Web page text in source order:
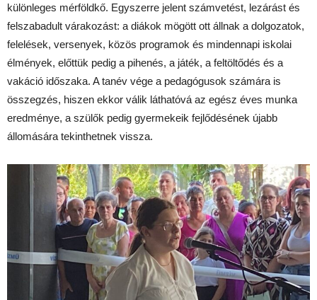
különleges mérföldkő. Egyszerre jelent számvetést, lezárást és
felszabadult várakozást: a diákok mögött ott állnak a dolgozatok,
felelések, versenyek, közös programok és mindennapi iskolai
élmények, előttük pedig a pihenés, a játék, a feltöltődés és a
vakáció időszaka. A tanév vége a pedagógusok számára is
összegzés, hiszen ekkor válik láthatóvá az egész éves munka
eredménye, a szülők pedig gyermekeik fejlődésének újabb
állomására tekinthetnek vissza.